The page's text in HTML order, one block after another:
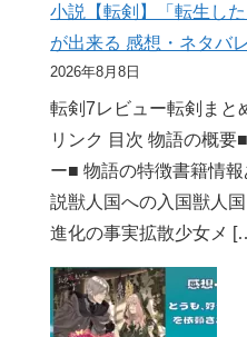
小説【転剣】「転生し
が出来る 感想・ネタバレ
2026年8月8日
転剣7レビュー転剣まと
リンク 目次 物語の概要
ー■ 物語の特徴書籍情
説獣人国への入国獣人
進化の事実拡散少女メ